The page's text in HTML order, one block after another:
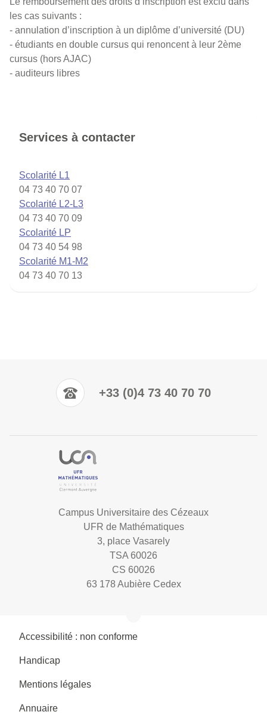
les cas suivants :
- annulation d’inscription à un diplôme d’université (DU)
- étudiants en double cursus qui renoncent à leur 2ème
cursus (hors AJAC)
- auditeurs libres
Services à contacter
Scolarité L1
04 73 40 70 07
Scolarité L2-L3
04 73 40 70 09
Scolarité LP
04 73 40 54 98
Scolarité M1-M2
04 73 40 70 13
+33 (0)4 73 40 70 70
Campus Universitaire des Cézeaux
UFR de Mathématiques
3, place Vasarely
TSA 60026
CS 60026
63 178 Aubière Cedex
Accessibilité : non conforme
Handicap
Mentions légales
Annuaire